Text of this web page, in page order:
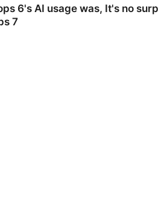
6's AI usage was, It's no
7